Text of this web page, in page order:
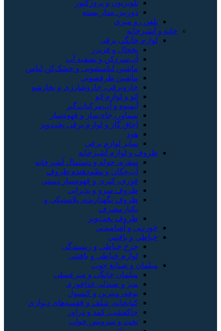
تلویزیون و پروژکتور
دوربین مدار بسته
تلفن رو میزی
خانه و آشپزخانه
لوازم خانگی برقی
یخچال و فریزر
آب‌سردکن و تصفیه آب
ماشین لباسشویی و خشک‌کن لباس
ماشین ظرفشویی
جاروبرقی، جاروشارژی و بخارشو
اتو و لوازم اتو
آبمیوه و آب‌مرکبات‌گیر
سماور، چای‌ساز و قهوه‌ساز
اجاق گاز و لوازم برقی پخت‌وپز
هود
سایر لوازم برقی
ظروف و لوازم آشپزخانه
سفره، حوله و دستمال آشپزخانه
آب‌چکان و نظم‌دهنده ظروف
قوری، کتری و قهوه‌ساز دستی
ظروف سرو و پذیرایی
ظروف نگهدارنده، پلاستیکی و
یکبارمصرف
ظروف پخت‌وپز
خوردنی و آشامیدنی
خیاطی و بافتنی
چرخ خیاطی و ریسندگی
لوازم خیاطی و بافتنی
مبلمان و صنایع چوب
مبلمان خانگی و میزعسلی
میز و صندلی غذاخوری
بوفه، ویترین و کنسول
کتابخانه، شلف و قفسه‌های دیواری
جاکفشی، کمد و دراور
تخت و سرویس خواب